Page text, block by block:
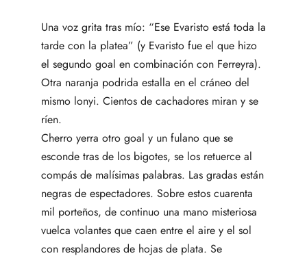
Una voz grita tras mío: “Ese Evaristo está toda la
tarde con la platea” (y Evaristo fue el que hizo
el segundo goal en combinación con Ferreyra).
Otra naranja podrida estalla en el cráneo del
mismo lonyi. Cientos de cachadores miran y se
ríen.
Cherro yerra otro goal y un fulano que se
esconde tras de los bigotes, se los retuerce al
compás de malísimas palabras. Las gradas están
negras de espectadores. Sobre estos cuarenta
mil porteños, de continuo una mano misteriosa
vuelca volantes que caen entre el aire y el sol
con resplandores de hojas de plata. Se